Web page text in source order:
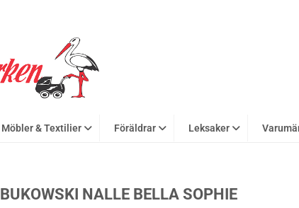
Möbler & Textilier Föräldrar Leksaker
BUKOWSKI NALLE BELLA SOPHIE